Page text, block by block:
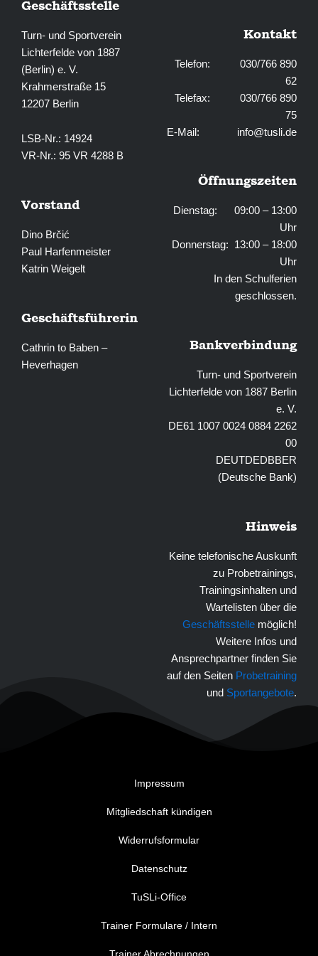
Geschäftsstelle
Turn- und Sportverein
Lichterfelde von 1887
(Berlin) e. V.
Krahmerstraße 15
12207 Berlin
LSB-Nr.: 14924
VR-Nr.: 95 VR 4288 B
Vorstand
Dino Brčić
Paul Harfenmeister
Katrin Weigelt
Geschäftsführerin
Cathrin to Baben –
Heverhagen
Kontakt
Telefon: 030/766 890
62
Telefax: 030/766 890
75
E-Mail: info@tusli.de
Öffnungszeiten
Dienstag: 09:00 – 13:00
Uhr
Donnerstag: 13:00 – 18:00
Uhr
In den Schulferien
geschlossen.
Bankverbindung
Turn- und Sportverein
Lichterfelde von 1887 Berlin
e. V.
DE61 1007 0024 0884 2262
00
DEUTDEDBBER
(Deutsche Bank)
Hinweis
Keine telefonische Auskunft
zu Probetrainings,
Trainingsinhalten und
Wartelisten über die
Geschäftsstelle möglich!
Weitere Infos und
Ansprechpartner finden Sie
auf den Seiten Probetraining
und Sportangebote.
Impressum
Mitgliedschaft kündigen
Widerrufsformular
Datenschutz
TuSLi-Office
Trainer Formulare / Intern